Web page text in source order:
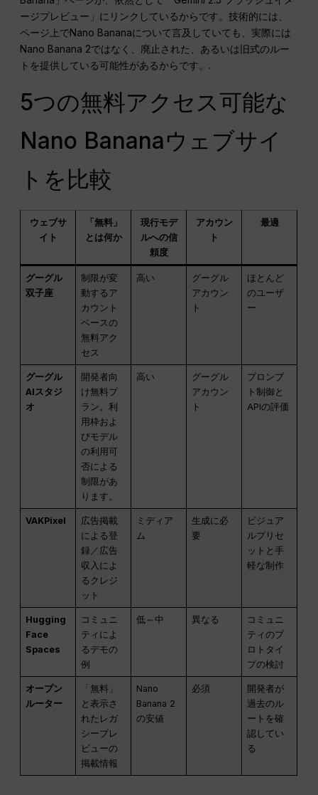
ージプレビュー」にリンクしているからです。技術的には、
ページ上でNano Bananaについて言及していても、実際には
Nano Banana 2ではなく、廃止された、あるいは旧式のルー
トを提供している可能性があるからです。.
5つの無料アクセス可能な
Nano Bananaウェブサイ
トを比較
ウェブサ
イト
「無料」
とは何か
現行モデ
ルへの信
頼度
アカウン
ト
最適
グーグル
双子座
制限が変
動するア
カウント
ベースの
無料アク
セス
高い
グーグル
アカウン
ト
ほとんど
のユーザ
ー
グーグル
AIスタジ
オ
開発者向
け無料プ
ラン。利
用枠およ
びモデル
の利用可
否による
制限があ
ります。
高い
グーグル
アカウン
ト
プロンプ
ト制御と
APIの評価
VAKPixel
広告掲載
による登
録／広告
収入によ
るクレジ
ット
ミディア
ム
生成に必
要
ビジュア
ルプリセ
ットと手
軽な制作
Hugging
Face
Spaces
コミュニ
ティによ
るデモの
例
低～中 異なる
コミュニ
ティのプ
ロトタイ
プの検討
オープン
ルーター
「無料」
と表示さ
れたレガ
シープレ
ビューの
掲載情報
Nano
Banana 2
の安値
必須
開発者が
過去のル
ートを確
認してい
る